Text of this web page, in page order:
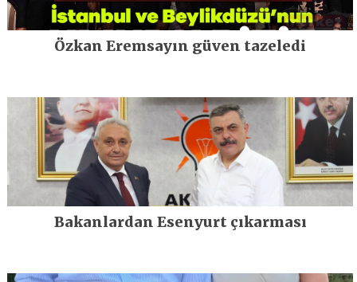
Özkan Eremsayın güven tazeledi
Bakanlardan Esenyurt çıkarması